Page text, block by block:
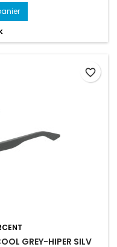
GREY-HIPER SILV
favorite_border